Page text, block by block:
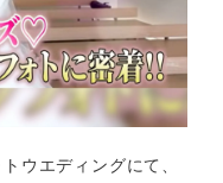
ウエディングにて、